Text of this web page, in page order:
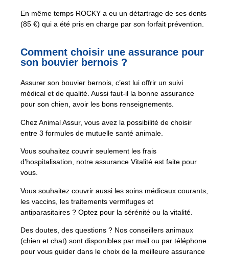
En même temps ROCKY a eu un détartrage de ses dents
(85 €) qui a été pris en charge par son forfait prévention.
Comment choisir une assurance pour
son bouvier bernois ?
Assurer son bouvier bernois, c’est lui offrir un suivi
médical et de qualité. Aussi faut-il la bonne assurance
pour son chien, avoir les bons renseignements.
Chez Animal Assur, vous avez la possibilité de choisir
entre 3 formules de mutuelle santé animale.
Vous souhaitez couvrir seulement les frais
d’hospitalisation, notre assurance Vitalité est faite pour
vous.
Vous souhaitez couvrir aussi les soins médicaux courants,
les vaccins, les traitements vermifuges et
antiparasitaires ? Optez pour la sérénité ou la vitalité.
Des doutes, des questions ? Nos conseillers animaux
(chien et chat) sont disponibles par mail ou par téléphone
pour vous guider dans le choix de la meilleure assurance